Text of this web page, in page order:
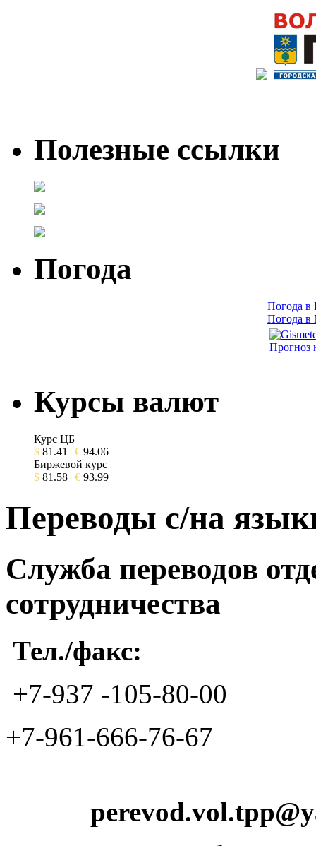
Полезные ссылки
Погода
Погода в
Погода в
Прогноз
Курсы валют
Курс ЦБ
$ 81.41 € 94.06
Биржевой курс
$ 81.58 € 93.99
Переводы с/на
Служба переводов
сотрудничества
Тел./факс:
+7-937 -105-80-00
+7-961-666-76-67